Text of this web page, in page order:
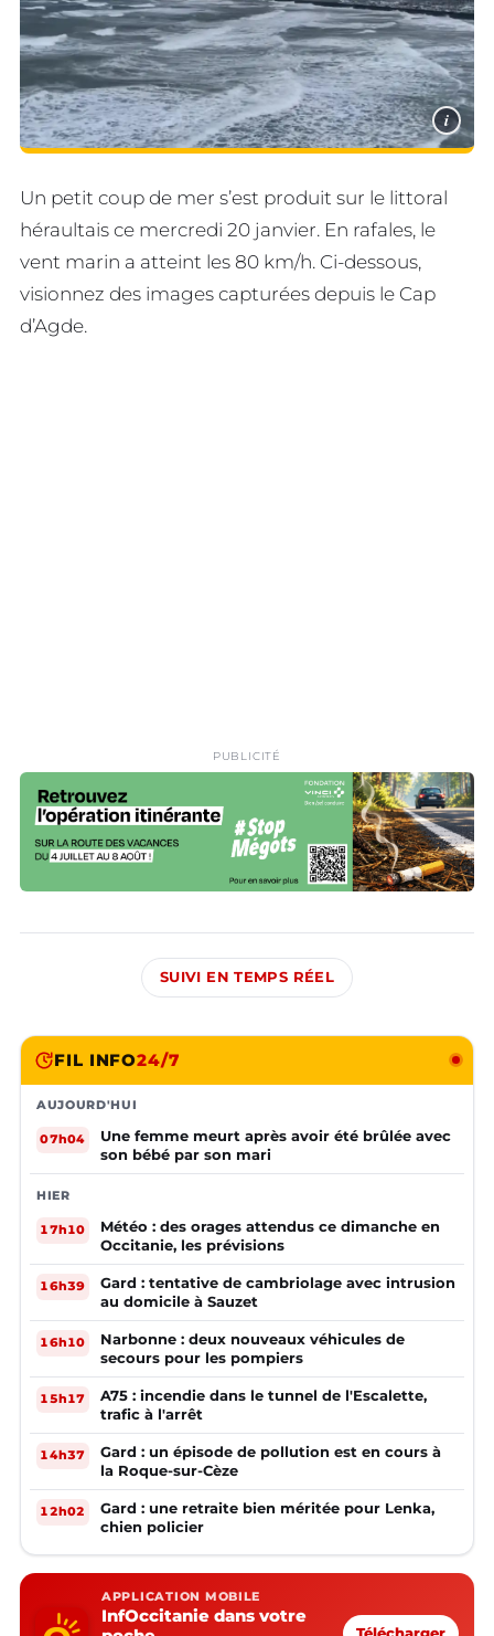
i
Un petit coup de mer s’est produit sur le littoral
héraultais ce mercredi 20 janvier. En rafales, le
vent marin a atteint les 80 km/h. Ci-dessous,
visionnez des images capturées depuis le Cap
d’Agde.
PUBLICITÉ
SUIVI EN TEMPS RÉEL
FIL INFO24/7
AUJOURD'HUI
07h04
Une femme meurt après avoir été brûlée avec
son bébé par son mari
HIER
17h10
Météo : des orages attendus ce dimanche en
Occitanie, les prévisions
16h39
Gard : tentative de cambriolage avec intrusion
au domicile à Sauzet
16h10
Narbonne : deux nouveaux véhicules de
secours pour les pompiers
15h17
A75 : incendie dans le tunnel de l'Escalette,
trafic à l'arrêt
14h37
Gard : un épisode de pollution est en cours à
la Roque-sur-Cèze
12h02
Gard : une retraite bien méritée pour Lenka,
chien policier
APPLICATION MOBILE
InfOccitanie dans votre